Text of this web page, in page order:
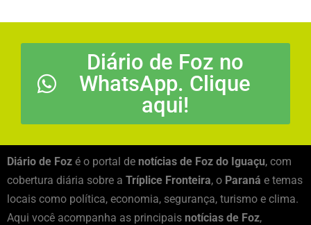
Diário de Foz no
WhatsApp. Clique
aqui!
Diário de Foz é o portal de notícias de Foz do Iguaçu, com
cobertura diária sobre a Tríplice Fronteira, o Paraná e temas
locais como política, economia, segurança, turismo e clima.
Aqui você acompanha as principais notícias de Foz,